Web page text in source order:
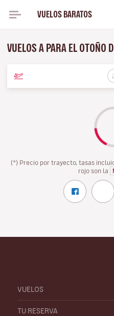
VUELOS BARATOS
VUELOS A PARA EL OTOÑO
(*) Precio por trayecto, tasas
rojo son la
VUELOS
TU RESERVA